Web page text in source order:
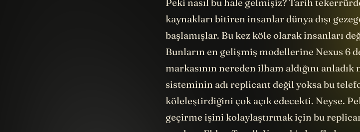
Peki nasıl bu hale gelmişiz? Tarih
kaynakları bitiren insanlar dünya dışı
başlamışlar. Bu kez köle olarak insanları
Bunların en gelişmiş modellerine Nexus 6
markasının nereden ilham aldığını
sisteminin adı replicant değil yoksa bu
köleleştirdiğini çok açık edecekti. Neyse.
geçirme işini kolaylaştırmak için bu